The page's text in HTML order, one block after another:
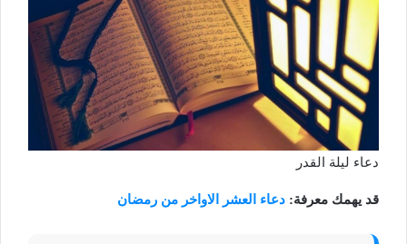
دعاء ليلة القدر
قد يهمك معرفة: دعاء العشر الاواخر من رمضان